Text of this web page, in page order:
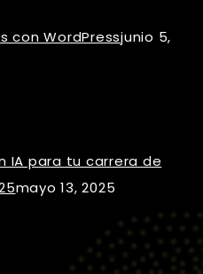
con WordPressjunio 5,
IA para tu carrera de
mayo 13, 2025